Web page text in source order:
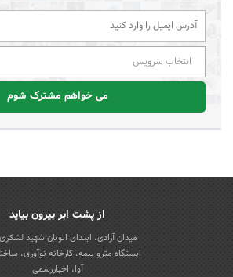
انتخاب سرویس
می خواهم مشترک شوم
از پشت ابر بیرون بیاید
میدان آزادی، ابتدای اتوبان شهید
ایستگاه مترو بیمه، کارخانه نوآوری،
آوا، اخباررسمی